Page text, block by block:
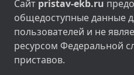
Сайт pristav-ekb.ru
общедоступные данные
пользователей и не
ресурсом Федеральной
приставов.